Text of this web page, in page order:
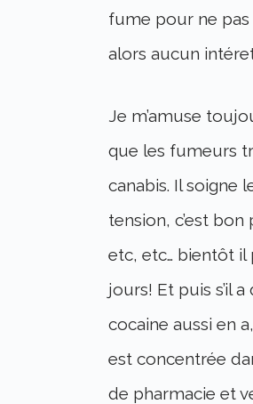
fume pour ne pas
alors aucun
Je m’amuse
que les fumeurs
canabis. Il soigne
tension, c’est
etc, etc… bientôt il
jours! Et puis s’il
cocaine aussi en
est concentrée
de pharmacie et